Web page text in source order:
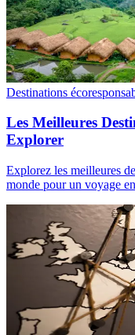
Destinations
Les Meilleures
Explorer
Explorez les meilleures
monde pour un voyage